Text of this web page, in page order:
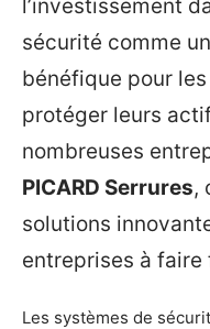
l’investissement
sécurité comme
bénéfique pour
protéger leurs
nombreuses
PICARD Serrures,
solutions
entreprises à faire
Les systèmes de